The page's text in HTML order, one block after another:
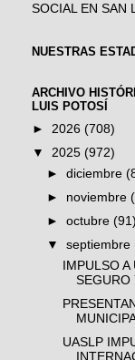
SOCIAL EN SAN
NUESTRAS
ARCHIVO
LUIS POTOSÍ
► 2026 (708)
▼ 2025 (972)
►diciembre
► noviembre
►octubre(91)
▼septiembre
IMPULSO A
SEGURO
UASLP